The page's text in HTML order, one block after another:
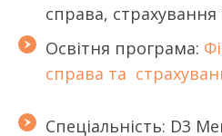
справа,
Освітня програма:
справа та
Спеціальність: D3